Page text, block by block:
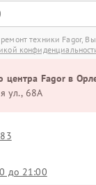
техники Fagor,
центра Fagor в
ул., 68А
до 21:00